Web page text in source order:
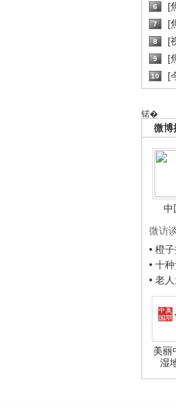
6 [
7 [
8 [
9 [
10 [
锘�
微博
中
微访
• 橙
• 十
• 老
美丽
湿